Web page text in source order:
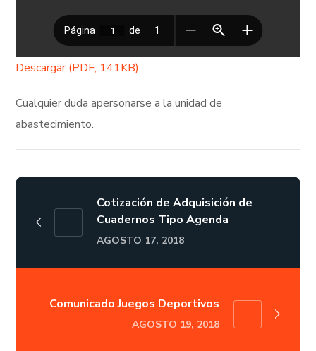
Descargar (PDF, 141KB)
Cualquier duda apersonarse a la unidad de
abastecimiento.
Cotización de Adquisición de
Cuadernos Tipo Agenda
AGOSTO 17, 2018
Comunicado Juegos Deportivos
AGOSTO 19, 2018